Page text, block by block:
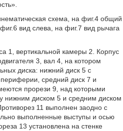
схема, на фиг.4 общий
вид слева, на фиг.7 вид рычага
1, вертикальной камеры 2. Корпус
3, вал 4, на котором
диска: нижний диск 5 с
средний диск 7 и
прорези 9, над которыми
нижним диском 5 и средним диском
11 выполнен заодно с
выполненные выступы и осью
13 установлена на стенке